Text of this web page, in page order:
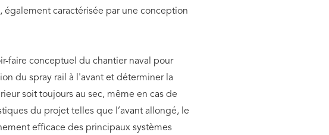
caractérisée par une conception
faire conceptuel du chantier naval pour
du spray rail à l'avant et déterminer la
soit toujours au sec, même en cas de
du projet telles que l’avant allongé, le
efficace des principaux systèmes